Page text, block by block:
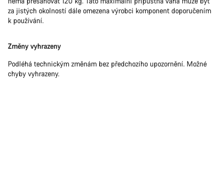
za jistých okolností dále omezena výrobci komponent doporučením
k používání.
Změny vyhrazeny
Podléhá technickým změnám bez předchozího upozornění. Možné
chyby vyhrazeny.